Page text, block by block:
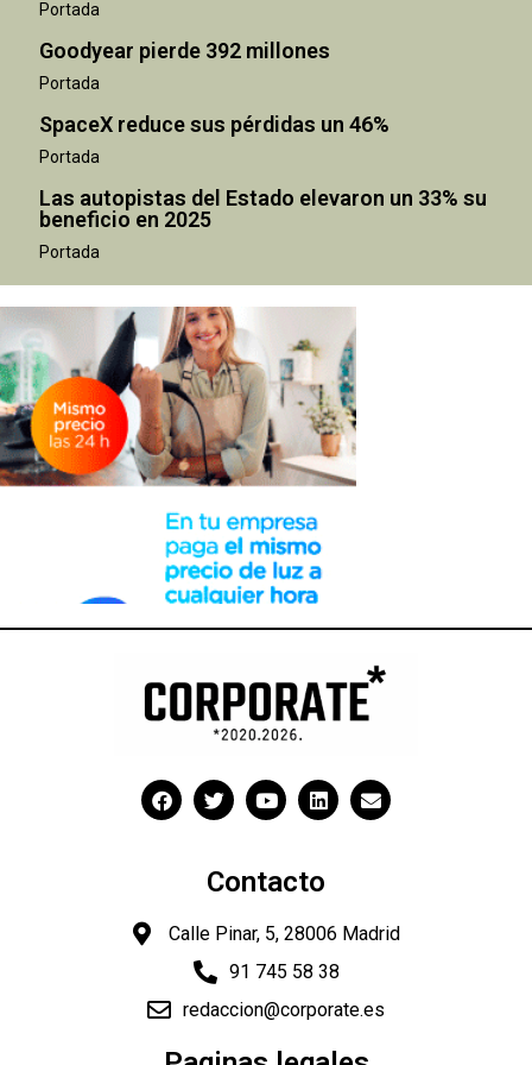
Portada
Goodyear pierde 392 millones
Portada
SpaceX reduce sus pérdidas un 46%
Portada
Las autopistas del Estado elevaron un 33% su
beneficio en 2025
Portada
Contacto
Calle Pinar, 5, 28006 Madrid
91 745 58 38
redaccion@corporate.es